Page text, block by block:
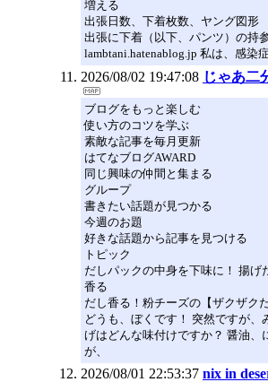
増える
出張日数、下着枚数、ヤング図形
出張に下着（以下、パンツ）の持
lambtani.hatenablog.jp 私は、感染
2026/08/02 19:47:08 じゃあ二
ブログをもっと楽しむ
使い方のコツを学ぶ
素敵な記事を毎月更新
はてなブログAWARD
同じ興味の仲間と集まる
グループ
書きたい話題が見つかる
今週のお題
好きな話題から記事を見つける
トピック
だしパックの中身を下味に！ 揚げ
香る
だし香る！粉チーズの【ザクザク
どうも、ぼくです！ 突然ですが、
げはどんな味付けですか？ 醤油、
が、
2026/08/01 22:53:37 nix in